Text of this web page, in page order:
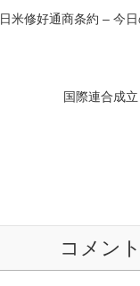
日米修好通商条約 – 今
国際連合成
コメン